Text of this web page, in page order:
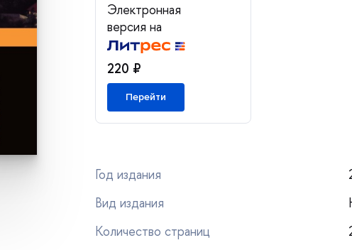
Электронная
ерсия на
220 ₽
Перейти
Год издания
ид издания
Количество страниц